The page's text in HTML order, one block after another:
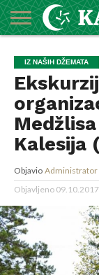
O
MEDŽLISU
DŽEMATI
IMAMI
MEKTEBSKI
CENTAR
VIJESTI
HUTBE
NAJAVE
KALENDAR
KONTAKT
IZ NAŠIH DŽEMATA
Kalesija
Objavio Administrator
Objavljeno